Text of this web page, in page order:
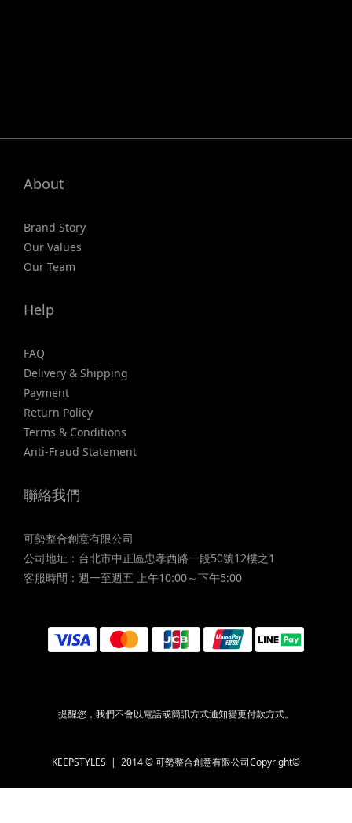
About
Brand Story
Our Values
Our Team
Help
FAQ
Delivery & Shipping
Payment
Return Policy
Terms & Conditions
Anti-Fraud Statement
聯絡我們
可勢整合創意有限公司
公司地址：台北市中正區忠孝西路一段50號12樓之1
客服時間：週一至週五 上午10:00～下午5:00
提醒您，我們不會以電話或簡訊方式通知變更付款方式。
KEEPSTYLES | 2014 © 可勢整合創意有限公司Copyright©